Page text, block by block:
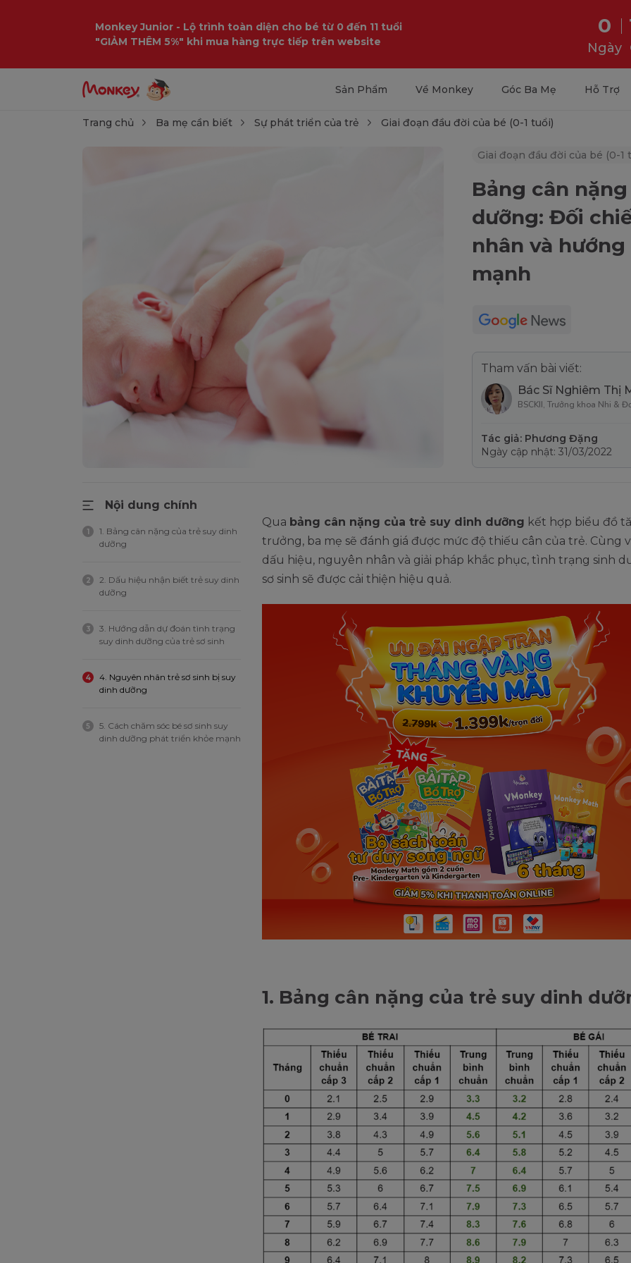
Monkey Junior - Lộ trình toàn diện cho bé từ 0 đến 11 tuổi
"GIẢM THÊM 5%" khi mua hàng trực tiếp trên website
0
Ngày
Sản Phẩm Về Monkey Góc Ba Mẹ Hỗ Trợ
Trang chủ Ba mẹ cần biết Sự phát triển của trẻ Giai đoạn đầu đời của bé (0-1 tuổi)
Giai đoạn đầu đời của bé (0-1
Bảng cân
dưỡng: Đối
nhân và
mạnh
Tham vấn bài viết:
Bác Sĩ Nghiêm Thị
BSCKII, Trưởng khoa Nhi &
Tác giả: Phương Đặng
Ngày cập nhật: 31/03/2022
Nội dung chính
1
1. Bảng cân nặng của trẻ suy dinh
dưỡng
2
2. Dấu hiệu nhận biết trẻ suy dinh
dưỡng
3
3. Hướng dẫn dự đoán tình trạng
suy dinh dưỡng của trẻ sơ sinh
4
4. Nguyên nhân trẻ sơ sinh bị suy
dinh dưỡng
5
5. Cách chăm sóc bé sơ sinh suy
dinh dưỡng phát triển khỏe mạnh
Qua bảng cân nặng của trẻ suy dinh dưỡng kết hợp biểu đồ
trưởng, ba mẹ sẽ đánh giá được mức độ thiếu cân của trẻ. Cùng
dấu hiệu, nguyên nhân và giải pháp khắc phục, tình trạng sinh
sơ sinh sẽ được cải thiện hiệu quả.
1. Bảng cân nặng của trẻ suy dinh